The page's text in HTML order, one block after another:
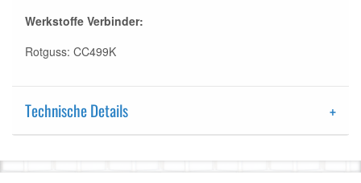
Werkstoffe Verbinder:
Rotguss: CC499K
Technische Details